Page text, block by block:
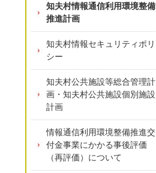
知夫村情報通信利用環境整備
推進計画
知夫村情報セキュリティポリ
シー
知夫村公共施設等総合管理計
画・知夫村公共施設個別施設
計画
情報通信利用環境整備推進交
付金事業にかかる事後評価
（再評価）について